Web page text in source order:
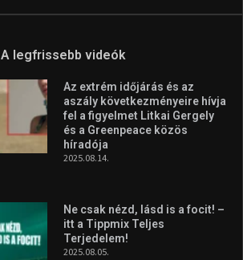
A legfrissebb videók
Az extrém időjárás és az
aszály következményeire hívja
fel a figyelmet Litkai Gergely
és a Greenpeace közös
híradója
2025.08.14.
Ne csak nézd, lásd is a focit! –
itt a Tippmix Teljes
Terjedelem!
2025.08.05.